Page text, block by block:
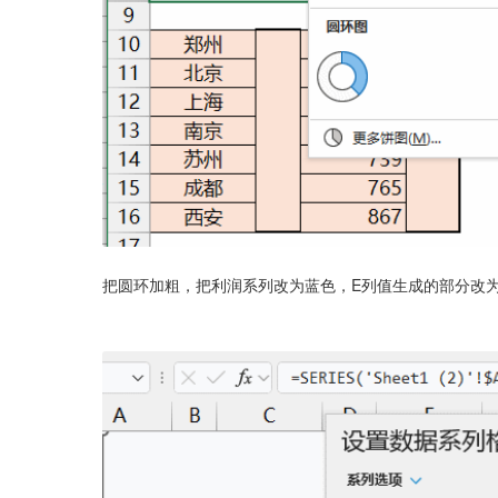
把圆环加粗，把利润系列改为蓝色，E列值生成的部分改